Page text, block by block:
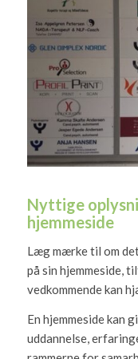
Nyttige
hjemmeside
Læg mærke til om
på sin hjemmeside,
vedkommende kan
En hjemmeside kan
uddannelse,